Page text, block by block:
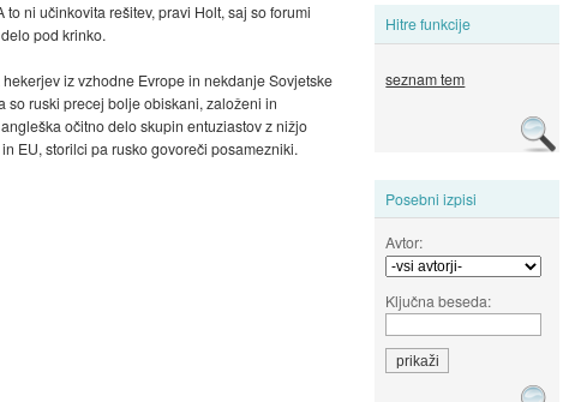
Hitre funkcije
seznam tem
Posebni izpisi
Avtor:
Ključna beseda:
ni učinkovita rešitev, pravi Holt, saj so forumi
pod krinko.
iz vzhodne Evrope in nekdanje Sovjetske
so ruski precej bolje obiskani, založeni in
očitno delo skupin entuziastov z nižjo
EU, storilci pa rusko govoreči posamezniki.